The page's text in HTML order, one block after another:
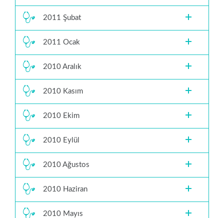
2011 Şubat
2011 Ocak
2010 Aralık
2010 Kasım
2010 Ekim
2010 Eylül
2010 Ağustos
2010 Haziran
2010 Mayıs